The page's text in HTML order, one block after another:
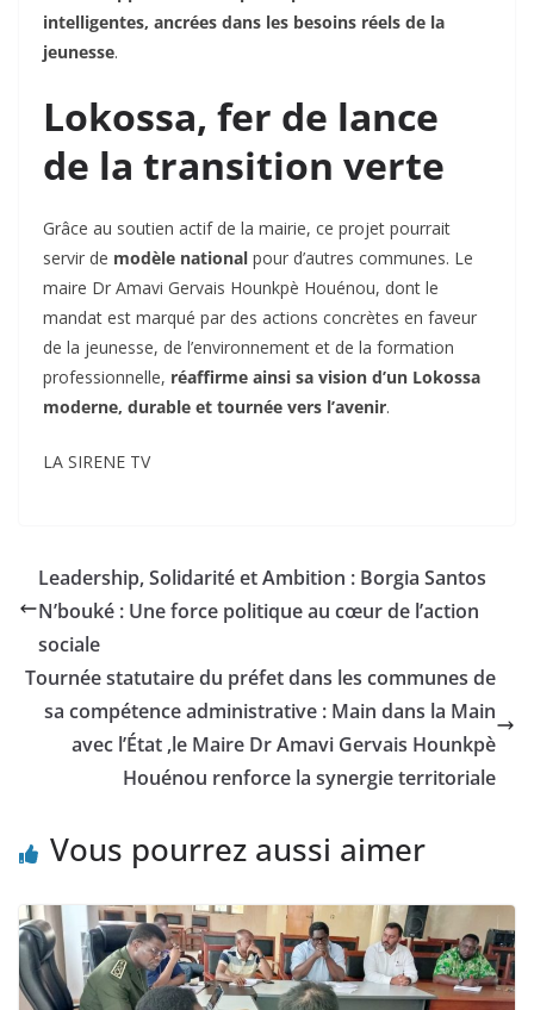
intelligentes, ancrées dans les besoins réels de la
jeunesse.
Lokossa, fer de lance
de la transition verte
Grâce au soutien actif de la mairie, ce projet pourrait
servir de modèle national pour d’autres communes. Le
maire Dr Amavi Gervais Hounkpè Houénou, dont le
mandat est marqué par des actions concrètes en faveur
de la jeunesse, de l’environnement et de la formation
professionnelle, réaffirme ainsi sa vision d’un Lokossa
moderne, durable et tournée vers l’avenir.
LA SIRENE TV
Leadership, Solidarité et Ambition : Borgia Santos
N’bouké : Une force politique au cœur de l’action
sociale
Tournée statutaire du préfet dans les communes de
sa compétence administrative : Main dans la Main
avec l’État ,le Maire Dr Amavi Gervais Hounkpè
Houénou renforce la synergie territoriale
Vous pourrez aussi aimer